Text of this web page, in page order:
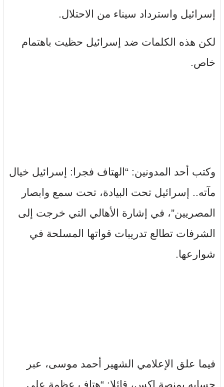
إسرائيل واسترداد سيناء من الاحتلال.
لكن هذه الكلمات ضد إسرائيل حظيت باهتمام
خاص.
وكتب أحد المدونين: “الهتاف فجرا: إسرائيل خيال
مآته.. إسرائيل تحت البيادة، تحت سمع وابصار
المصريين”، في إشارة الأهالي التي خرجت إلى
الشرفات تطالع تدريبات قواتها المسلحة في
شوارعها.
فيما علق الإعلامي الشهير أحمد موسى، عبر
حسابه بمنصة إكس، قائلا: “هتاف عظمة على